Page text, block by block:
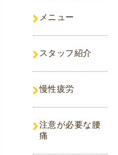
メニュー
スタッフ紹介
慢性疲労
注意が必要な腰
痛